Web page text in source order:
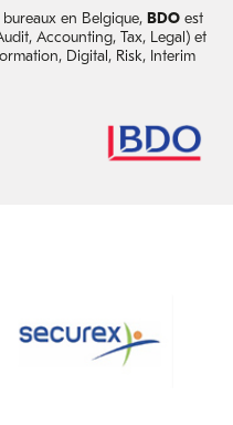
en Belgique, BDOest
Accounting, Tax, Legal) et
Digital, Risk, Interim